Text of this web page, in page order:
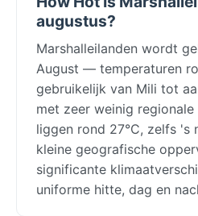
augustus?
Marshalleilanden wordt
August — temperaturen
gebruikelijk van Mili tot
met zeer weinig
liggen rond 27°C, zelfs 's
kleine geografische
significante
uniforme hitte, dag en